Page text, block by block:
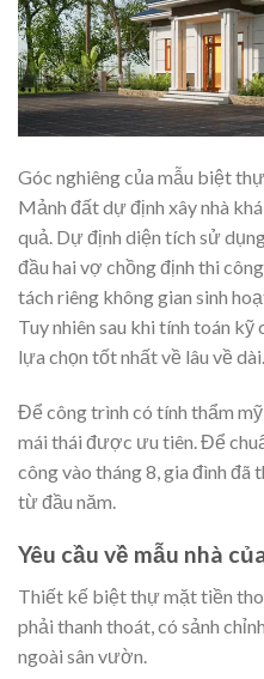
Góc nghiêng của mẫu biệt
Mảnh đất dự định xây nhà
quả. Dự định diện tích sử
đầu hai vợ chồng định thi
tách riêng không gian sinh
Tuy nhiên sau khi tính toán kỹ
lựa chọn tốt nhất về lâu về dài.
Để công trình có tính thẩm
mái thái được ưu tiên. Để
công vào tháng 8, gia đình
từ đầu năm.
Yêu cầu về mẫu nhà
Thiết kế biệt thự mặt tiền
phải thanh thoát, có sảnh
ngoài sân vườn.